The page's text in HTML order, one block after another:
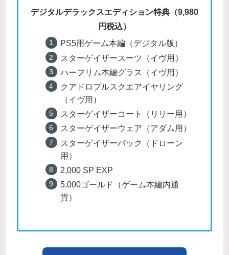
デジタルデラックスエディション特典 （9,980
円税込）
PS5用ゲーム本編（デジタル版）
スターゲイザースーツ（イヴ用）
ハーフリム本編グラス（イヴ用）
クアドロプルスクエアイヤリング
（イヴ用）
スターゲイザーコート（リリー用）
スターゲイザーウェア（アダム用）
スターゲイザーパック（ドローン
用）
2,000 SP EXP
5,000ゴールド（ゲーム本編内通
貨）